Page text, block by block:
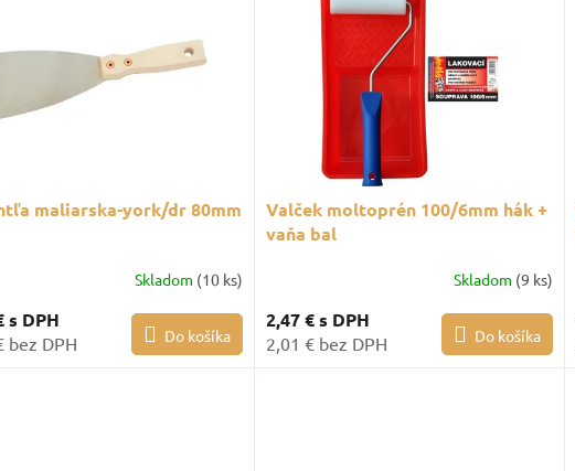
maliarska-york/dr 80mm
Skladom (10 ks)
s DPH
bez DPH Do košíka
Valček moltoprén 100/6mm hák +
vaňa bal
Skladom (9 ks)
2,47 €s DPH
2,01 € bez DPH Do košíka